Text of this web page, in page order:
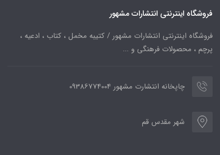
فروشگاه اینترنتی انتشارات مشهور
فروشگاه اینترنتی انتشارات مشهور / کتیبه مخمل ، کتاب ، ادعیه ،
پرچم ، محصولات فرهنگی و ...
چاپخانه انتشارت مشهور 09386774004
شهر مقدس قم